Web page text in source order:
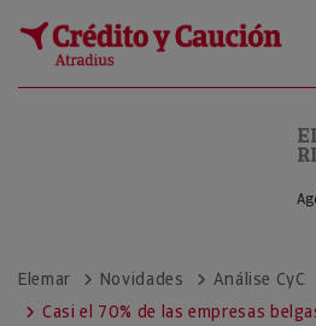
ELEMAR RIESGO,
Elemar Novidades
Análise CyC
Casi el 70% de las empresas